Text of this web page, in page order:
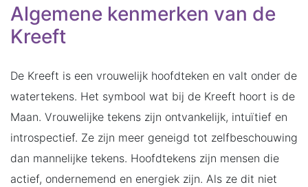
Algemene kenmerken van de
Kreeft
De Kreeft is een vrouwelijk hoofdteken en valt onder de
watertekens. Het symbool wat bij de Kreeft hoort is de
Maan. Vrouwelijke tekens zijn ontvankelijk, intuïtief en
introspectief. Ze zijn meer geneigd tot zelfbeschouwing
dan mannelijke tekens. Hoofdtekens zijn mensen die
actief, ondernemend en energiek zijn. Als ze dit niet